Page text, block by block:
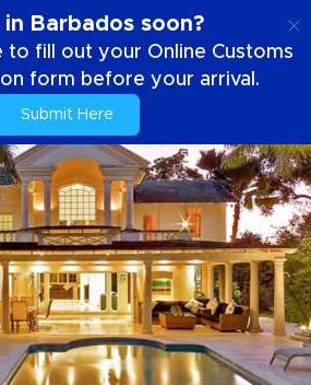
Barbados soon?
to fill out your Online Customs
form before your arrival.
Submit Here